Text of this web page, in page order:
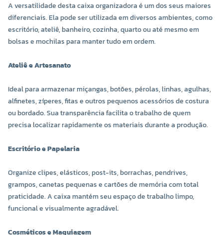
A versatilidade desta caixa organizadora é um dos seus maiores
diferenciais. Ela pode ser utilizada em diversos ambientes, como
escritório, ateliê, banheiro, cozinha, quarto ou até mesmo em
bolsas e mochilas para manter tudo em ordem.
Ateliê e Artesanato
Ideal para armazenar miçangas, botões, pérolas, linhas, agulhas,
alfinetes, zíperes, fitas e outros pequenos acessórios de costura
ou bordado. Sua transparência facilita o trabalho de quem
precisa localizar rapidamente os materiais durante a produção.
Escritório e Papelaria
Organize clipes, elásticos, post-its, borrachas, pendrives,
grampos, canetas pequenas e cartões de memória com total
praticidade. A caixa mantém seu espaço de trabalho limpo,
funcional e visualmente agradável.
Cosméticos e Maquiagem